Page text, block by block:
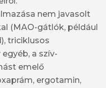
nem javasolt
(MAO-gátlók, például
triciklusos
a szív-
emelő
ergotamin,